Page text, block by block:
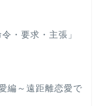
・要求・主張」
編～遠距離恋愛で